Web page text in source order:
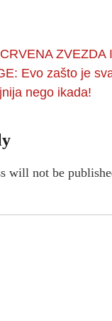
ZVEZDA
Evo zašto je
nego ikada!
will not be